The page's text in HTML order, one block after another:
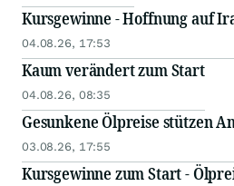
Kursgewinne - Hoffnung auf
04.08.26, 17:53
Kaum verändert zum Start
04.08.26, 08:35
Gesunkene Ölpreise stützen
03.08.26, 17:55
Kursgewinne zum Start -